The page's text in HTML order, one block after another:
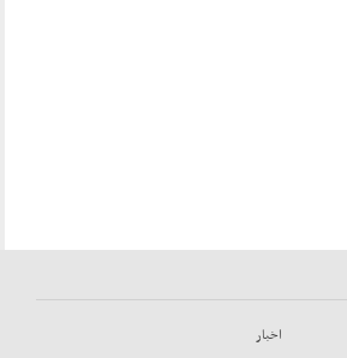
اخبار